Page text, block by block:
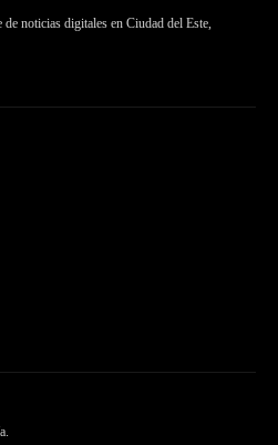
noticias digitales en Ciudad del Este,